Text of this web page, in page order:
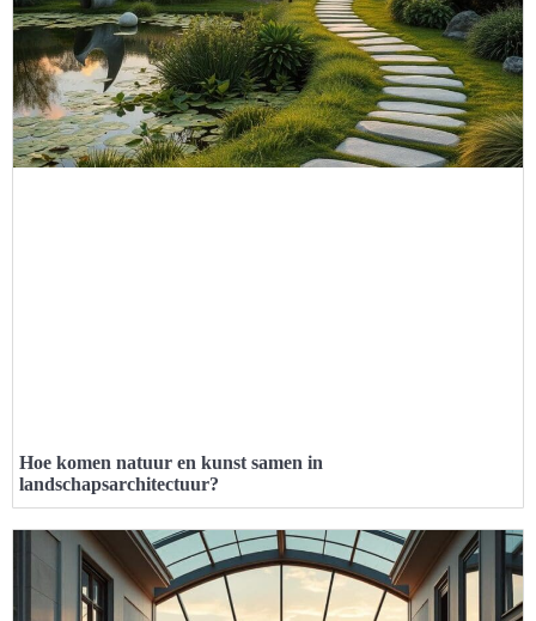
Hoe komen natuur en kunst samen in
landschapsarchitectuur?